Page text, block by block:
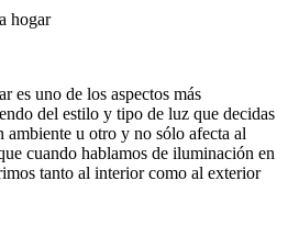
es uno de los aspectos más
del estilo y tipo de luz que decidas
ambiente u otro y no sólo afecta al
cuando hablamos de iluminación en
tanto al interior como al exterior